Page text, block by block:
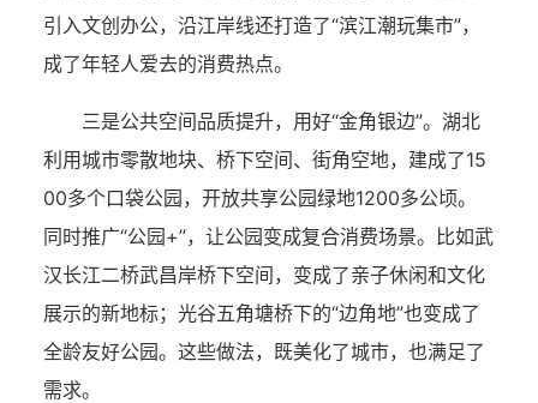
引入文创办公，沿江岸线还打造了“滨江潮玩集市”，
成了年轻人爱去的消费热点。
三是公共空间品质提升，用好“金角银边”。湖北
利用城市零散地块、桥下空间、街角空地，建成了15
00多个口袋公园，开放共享公园绿地1200多公顷。
同时推广“公园+”，让公园变成复合消费场景。比如武
汉长江二桥武昌岸桥下空间，变成了亲子休闲和文化
展示的新地标；光谷五角塘桥下的“边角地”也变成了
全龄友好公园。这些做法，既美化了城市，也满足了
需求。